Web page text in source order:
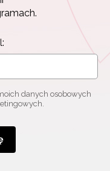
danych osobowych